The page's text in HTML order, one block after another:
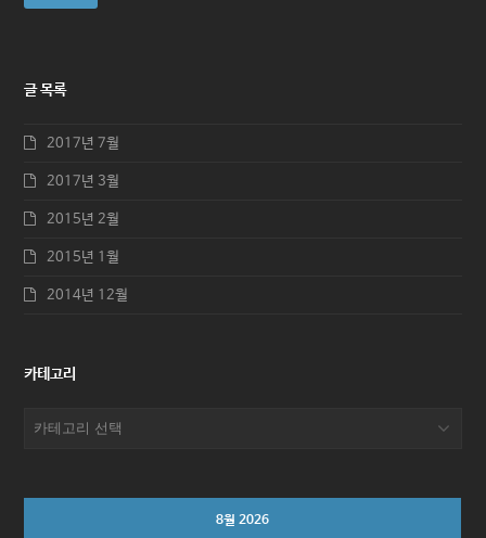
글 목록
2017년 7월
2017년 3월
2015년 2월
2015년 1월
2014년 12월
카테고리
8월 2026